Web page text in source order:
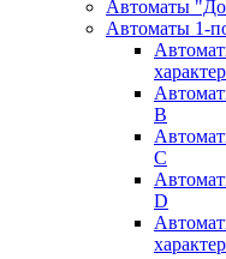
Автоматы
Автоматы 1-
B
C
D